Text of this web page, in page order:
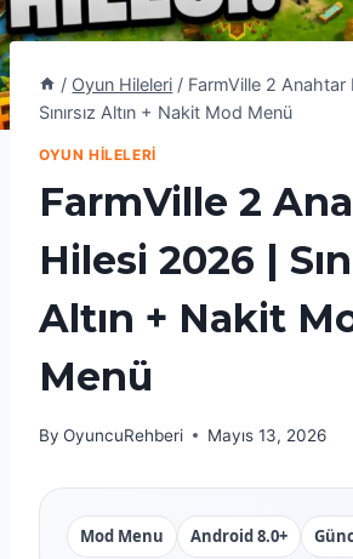
/ Oyun Hileleri / FarmVille 2 Anahtar
Sınırsız Altın + Nakit Mod Menü
OYUN HILELERI
FarmVille 2
Hilesi 2026 |
Altın + Nakit
Menü
By OyuncuRehberi Mayıs 13, 2026
Mod Menu Android 8.0+